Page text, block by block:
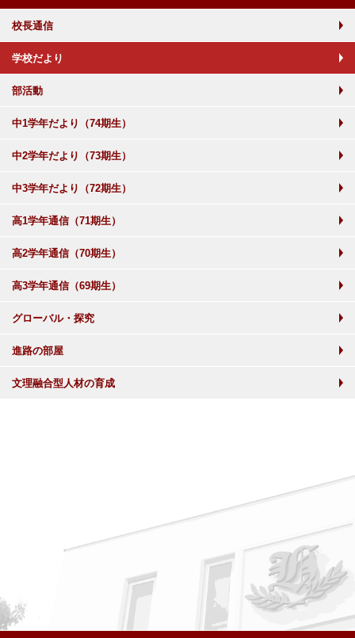
校長通信
学校だより
部活動
中1学年だより（74期生）
中2学年だより（73期生）
中3学年だより（72期生）
高1学年通信（71期生）
高2学年通信（70期生）
高3学年通信（69期生）
グローバル・探究
進路の部屋
文理融合型人材の育成